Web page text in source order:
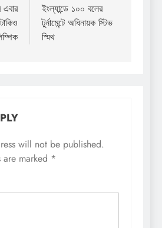
ইংল্যান্ডে ১০০ বলের
টুর্নামেন্টে অধিনায়ক স্টিভ
স্মিথ
will not be published.
marked *